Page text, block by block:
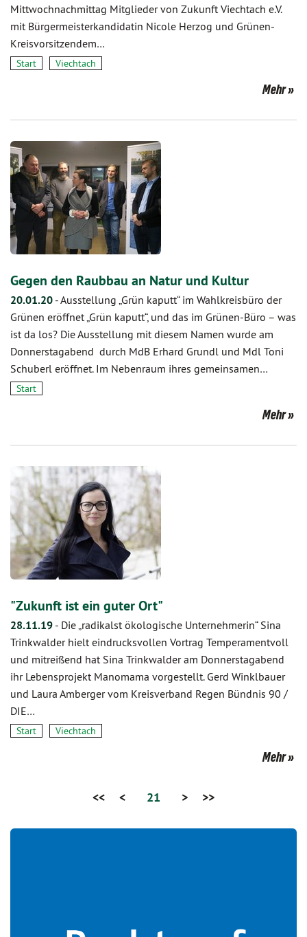
Mittwochnachmittag Mitglieder von Zukunft Viechtach e.V.
mit Bürgermeisterkandidatin Nicole Herzog und Grünen-
Kreisvorsitzendem…
Start Viechtach
Mehr
Gegen den Raubbau an Natur und Kultur
20.01.20 -Ausstellung „Grün kaputt“ im Wahlkreisbüro der
Grünen eröffnet „Grün kaputt“, und das im Grünen-Büro – was
ist da los? Die Ausstellung mit diesem Namen wurde am
Donnerstagabend durch MdB Erhard Grundl und Mdl Toni
Schuberl eröffnet. Im Nebenraum ihres gemeinsamen…
Start
Mehr
"Zukunft ist ein guter Ort"
28.11.19 - Die „radikalst ökologische Unternehmerin“ Sina
Trinkwalder hielt eindrucksvollen Vortrag Temperamentvoll
und mitreißend hat Sina Trinkwalder am Donnerstagabend
ihr Lebensprojekt Manomama vorgestellt. Gerd Winklbauer
und Laura Amberger vom Kreisverband Regen Bündnis 90 /
DIE…
Start Viechtach
Mehr
<< < 21 > >>